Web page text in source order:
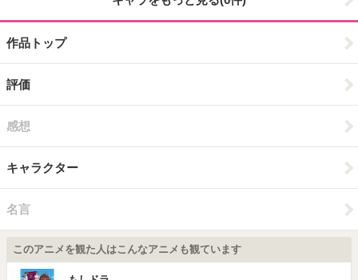
作品トップ
評価
感想
キャラクター
名言
このアニメを観た人はこんなアニメも観ています